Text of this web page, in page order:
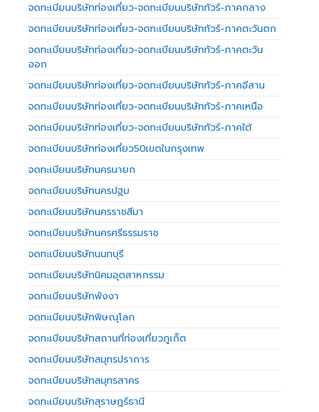
จดทะเบียนบริษัทท่องเที่ยว-จดทะเบียนบริษัททัวร์-ภาคกลาง
จดทะเบียนบริษัทท่องเที่ยว-จดทะเบียนบริษัททัวร์-ภาคตะวันตก
จดทะเบียนบริษัทท่องเที่ยว-จดทะเบียนบริษัททัวร์-ภาคตะวัน
ออก
จดทะเบียนบริษัทท่องเที่ยว-จดทะเบียนบริษัททัวร์-ภาคอีสาน
จดทะเบียนบริษัทท่องเที่ยว-จดทะเบียนบริษัททัวร์-ภาคเหนือ
จดทะเบียนบริษัทท่องเที่ยว-จดทะเบียนบริษัททัวร์-ภาคใต้
จดทะเบียนบริษัทท่องเที่ยว50เขตในกรุงเทพ
จดทะเบียนบริษัทนครนายก
จดทะเบียนบริษัทนครปฐม
จดทะเบียนบริษัทนครราชสีมา
จดทะเบียนบริษัทนครศรีธรรมราช
จดทะเบียนบริษัทนนทบุรี
จดทะเบียนบริษัทนิคมอุตสาหกรรม
จดทะเบียนบริษัทพังงา
จดทะเบียนบริษัทพิษณุโลก
จดทะเบียนบริษัทสถานที่ท่องเที่ยวภูเก็ต
จดทะเบียนบริษัทสมุทรปราการ
จดทะเบียนบริษัทสมุทรสาคร
จดทะเบียนบริษัทสุราษฎร์ธานี